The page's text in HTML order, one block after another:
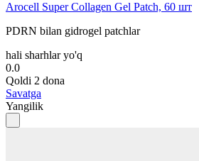
Arocell Super Collagen Gel Patch, 60 шт
PDRN bilan gidrogel patchlar
hali sharhlar yo'q
0.0
Qoldi 2 dona
Savatga
Yangilik